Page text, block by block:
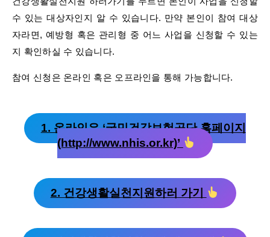
수 있는 대상자인지 알 수 있습니다. 만약 본인이 참여 대상
자라면, 예방형 혹은 관리형 중 어느 사업을 신청할 수 있는
지 확인하실 수 있습니다.
참여 신청은 온라인 혹은 오프라인을 통해 가능합니다.
1. 온라인은 ‘국민건강보험공단 홈페이지
(http://www.nhis.or.kr)’
2. 건강생활실천지원하러 가기